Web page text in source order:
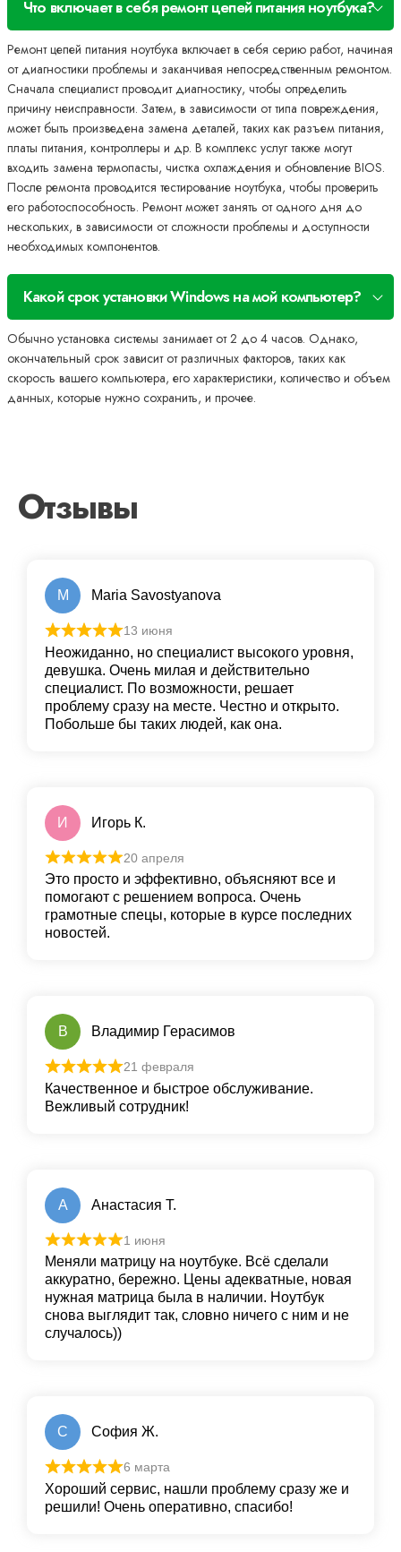
Что включает в себя ремонт цепей питания ноутбука?
Ремонт цепей питания ноутбука включает в себя серию работ, начиная
от диагностики проблемы и заканчивая непосредственным ремонтом.
Сначала специалист проводит диагностику, чтобы определить
причину неисправности. Затем, в зависимости от типа повреждения,
может быть произведена замена деталей, таких как разъем питания,
платы питания, контроллеры и др. В комплекс услуг также могут
входить замена термопасты, чистка охлаждения и обновление BIOS.
После ремонта проводится тестирование ноутбука, чтобы проверить
его работоспособность. Ремонт может занять от одного дня до
нескольких, в зависимости от сложности проблемы и доступности
необходимых компонентов.
Какой срок установки Windows на мой компьютер?
Обычно установка системы занимает от 2 до 4 часов. Однако,
окончательный срок зависит от различных факторов, таких как
скорость вашего компьютера, его характеристики, количество и объем
данных, которые нужно сохранить, и прочее.
Отзывы
M Maria Savostyanova
13 июня
Неожиданно, но специалист высокого уровня,
девушка. Очень милая и действительно
специалист. По возможности, решает
проблему сразу на месте. Честно и открыто.
Побольше бы таких людей, как она.
И Игорь К.
20 апреля
Это просто и эффективно, объясняют все и
помогают с решением вопроса. Очень
грамотные спецы, которые в курсе последних
новостей.
В Владимир Герасимов
21 февраля
Качественное и быстрое обслуживание.
Вежливый сотрудник!
А Анастасия Т.
1 июня
Меняли матрицу на ноутбуке. Всё сделали
аккуратно, бережно. Цены адекватные, новая
нужная матрица была в наличии. Ноутбук
снова выглядит так, словно ничего с ним и не
случалось))
С София Ж.
6 марта
Хороший сервис, нашли проблему сразу же и
решили! Очень оперативно, спасибо!